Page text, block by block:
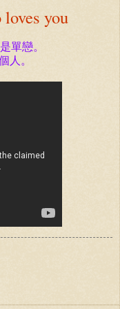
you
單戀。
人。